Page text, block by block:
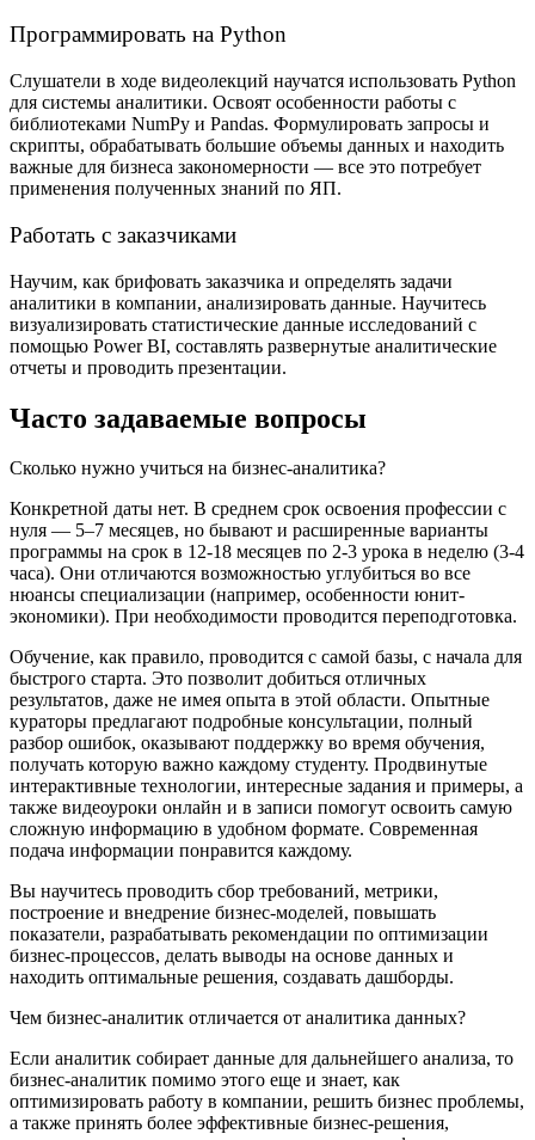
Программировать на Python
Слушатели в ходе видеолекций научатся использовать Python
для системы аналитики. Освоят особенности работы с
библиотеками NumPy и Pandas. Формулировать запросы и
скрипты, обрабатывать большие объемы данных и находить
важные для бизнеса закономерности — все это потребует
применения полученных знаний по ЯП.
Работать с заказчиками
Научим, как брифовать заказчика и определять задачи
аналитики в компании, анализировать данные. Научитесь
визуализировать статистические данные исследований с
помощью Power BI, составлять развернутые аналитические
отчеты и проводить презентации.
Часто задаваемые вопросы
Сколько нужно учиться на бизнес-аналитика?
Конкретной даты нет. В среднем срок освоения профессии с
нуля — 5–7 месяцев, но бывают и расширенные варианты
программы на срок в 12-18 месяцев по 2-3 урока в неделю (3-4
часа). Они отличаются возможностью углубиться во все
нюансы специализации (например, особенности юнит-
экономики). При необходимости проводится переподготовка.
Обучение, как правило, проводится с самой базы, с начала для
быстрого старта. Это позволит добиться отличных
результатов, даже не имея опыта в этой области. Опытные
кураторы предлагают подробные консультации, полный
разбор ошибок, оказывают поддержку во время обучения,
получать которую важно каждому студенту. Продвинутые
интерактивные технологии, интересные задания и примеры, а
также видеоуроки онлайн и в записи помогут освоить самую
сложную информацию в удобном формате. Современная
подача информации понравится каждому.
Вы научитесь проводить сбор требований, метрики,
построение и внедрение бизнес-моделей, повышать
показатели, разрабатывать рекомендации по оптимизации
бизнес-процессов, делать выводы на основе данных и
находить оптимальные решения, создавать дашборды.
Чем бизнес-аналитик отличается от аналитика данных?
Если аналитик собирает данные для дальнейшего анализа, то
бизнес-аналитик помимо этого еще и знает, как
оптимизировать работу в компании, решить бизнес проблемы,
а также принять более эффективные бизнес-решения,